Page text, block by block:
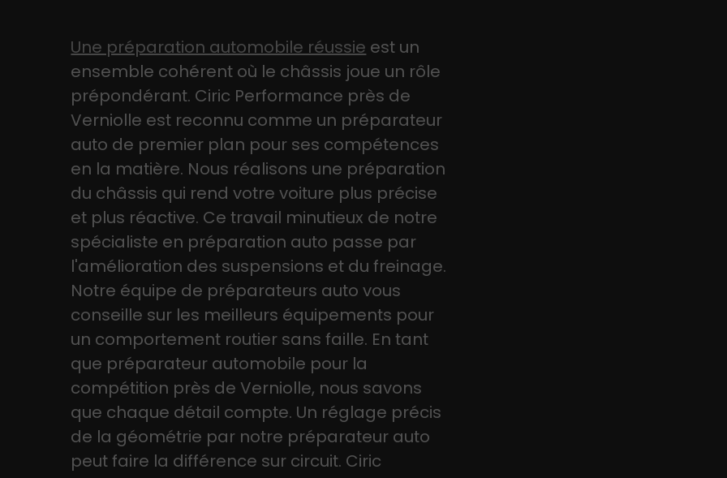
Une préparation automobile réussie est un
ensemble cohérent où le châssis joue un rôle
prépondérant. Ciric Performance près de
Verniolle est reconnu comme un préparateur
auto de premier plan pour ses compétences
en la matière. Nous réalisons une préparation
du châssis qui rend votre voiture plus précise
et plus réactive. Ce travail minutieux de notre
spécialiste en préparation auto passe par
l'amélioration des suspensions et du freinage.
Notre équipe de préparateurs auto vous
conseille sur les meilleurs équipements pour
un comportement routier sans faille. En tant
que préparateur automobile pour la
compétition près de Verniolle, nous savons
que chaque détail compte. Un réglage précis
de la géométrie par notre préparateur auto
peut faire la différence sur circuit. Ciric